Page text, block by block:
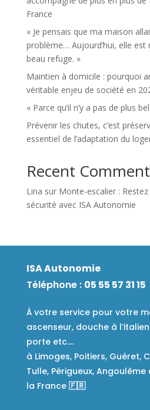
France
« Je pensais que ma maison
problème… Aujourd’hui, elle est
beau refuge. »
Maintien à domicile : pourquoi
véritable enjeu de société en
« Parce qu’il n’y a pas de plus
Prévenir les chutes, c’est
essentiel de l’adaptation du
Recent
Lina sur Monte-escalier :
sécurité avec ISA Autonomie
ISA Autonomie
Téléphone : 05 55 57 31 15
À votre service pour votre
ascenseur, douche à
porte etc….
à Limoges, Poitiers, Guéret,
Tulle, Périgueux,
la France 🇫🇷